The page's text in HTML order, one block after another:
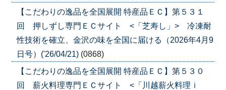
【こだわりの逸品を全国展開 特産品ＥＣ】第５３１
回 押しずし専門ＥＣサイト <「芝寿し」> 冷凍耐
性技術を確立、金沢の味を全国に届ける（2026年4月9
日号）('26/04/21) (0868)
【こだわりの逸品を全国展開 特産品ＥＣ】第５３０
回 薪火料理専門ＥＣサイト <「川越薪火料理ｉ